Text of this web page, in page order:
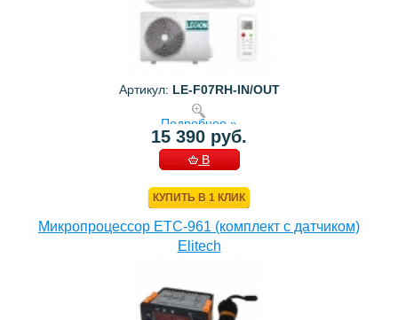
Артикул: LE-F07RH-IN/OUT
Подробнее »
15 390 руб.
В
КУПИТЬ В 1 КЛИК
Микропроцессор ETC-961 (комплект c датчиком)
Elitech